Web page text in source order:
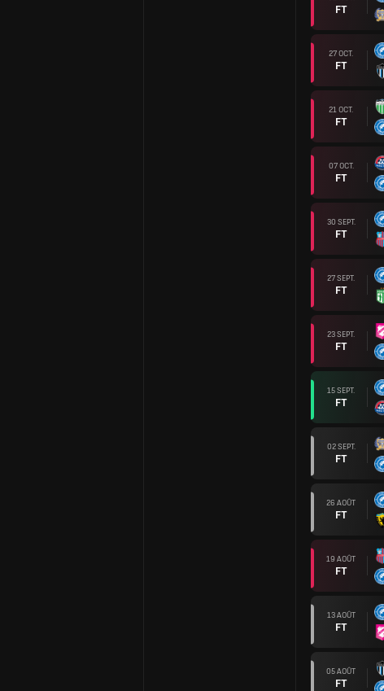
FT
27 OCT.
FT
21 OCT.
FT
07 OCT.
FT
30 SEPT.
FT
27 SEPT.
FT
23 SEPT.
FT
15 SEPT.
FT
02 SEPT.
FT
26 AOÛT
FT
19 AOÛT
FT
13 AOÛT
FT
05 AOÛT
FT